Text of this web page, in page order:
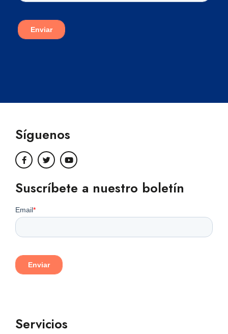
Síguenos
Suscríbete a nuestro boletín
Servicios